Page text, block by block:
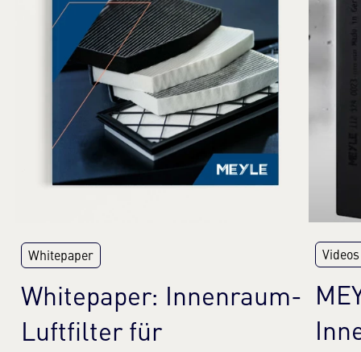
Whitepaper
Whitepaper: Innenraum-
Luftfilter für
Videos